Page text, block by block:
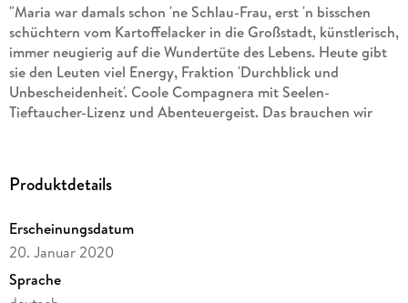
"Maria war damals schon 'ne Schlau-Frau, erst 'n bisschen
schüchtern vom Kartoffelacker in die Großstadt, künstlerisch,
immer neugierig auf die Wundertüte des Lebens. Heute gibt
sie den Leuten viel Energy, Fraktion 'Durchblick und
Unbescheidenheit'. Coole Compagnera mit Seelen-
Tieftaucher-Lizenz und Abenteuergeist. Das brauchen wir
Krankenschwester Maria sehnt sich nach einem Leben voller
Lindenberg kennenlernt
dann in seinen Armen.
Schnell erliegt sie dem rebellischen, wilden und
kompromisslosen Charme des "Panikrockers". Doch es
Produktdetails
Erscheinungsdatum
20. Januar 2020
Sprache